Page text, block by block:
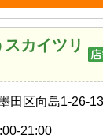
カイツリ
田区向島1-26-13
21:00